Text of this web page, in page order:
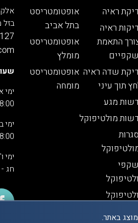
ראיה
ראיה
התאמת
שדה ראיה
תוך עיני
מגע
מולטיפוקל
אופטומטריסט
בתל אביב
אופטומטריסט
מומלץ
אופטומטריסט
מומחה
בזל
ימי
ימי
ימי
חג -
באתר.